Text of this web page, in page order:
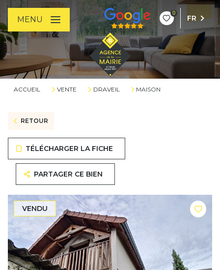
0
FR
MENU
ACCUEIL VENTE DRAVEIL MAISON
RETOUR
TÉLÉCHARGER LA FICHE
PARTAGER CE BIEN
VENDU